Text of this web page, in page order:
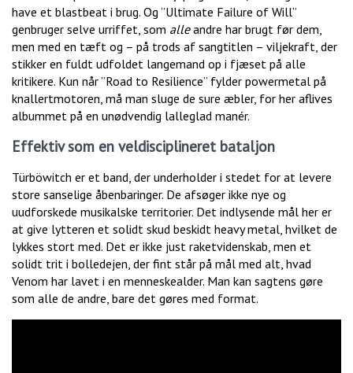
have et blastbeat i brug. Og ”Ultimate Failure of Will”
genbruger selve urriffet, som alleandre har brugt før dem,
men med en tæft og – på trods af sangtitlen – viljekraft, der
stikker en fuldt udfoldet langemand op i fjæset på alle
kritikere. Kun når ”Road to Resilience” fylder powermetal på
knallertmotoren, må man sluge de sure æbler, for her aflives
albummet på en unødvendig lalleglad manér.
Effektiv som en veldisciplineret bataljon
Türböwitch er et band, der underholder i stedet for at levere
store sanselige åbenbaringer. De afsøger ikke nye og
uudforskede musikalske territorier. Det indlysende mål her er
at give lytteren et solidt skud beskidt heavy metal, hvilket de
lykkes stort med. Det er ikke just raketvidenskab, men et
solidt trit i bolledejen, der fint står på mål med alt, hvad
Venom har lavet i en menneskealder. Man kan sagtens gøre
som alle de andre, bare det gøres med format.